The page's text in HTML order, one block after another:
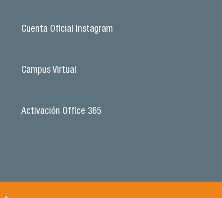
Cuenta Oficial Instagram
Campus Virtual
Activación Office 365